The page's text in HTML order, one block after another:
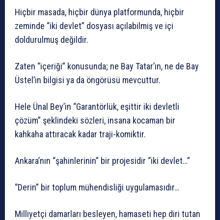
Hiçbir masada, hiçbir dünya platformunda, hiçbir
zeminde “iki devlet” dosyası açılabilmiş ve içi
doldurulmuş değildir.
Zaten “içeriği” konusunda; ne Bay Tatar’ın, ne de Bay
Üstel’in bilgisi ya da öngörüsü mevcuttur.
Hele Ünal Bey’in “Garantörlük, eşittir iki devletli
çözüm” şeklindeki sözleri, insana kocaman bir
kahkaha attıracak kadar traji-komiktir.
Ankara’nın “şahinlerinin” bir projesidir “iki devlet…”
“Derin” bir toplum mühendisliği uygulamasıdır…
Milliyetçi damarları besleyen, hamaseti hep diri tutan